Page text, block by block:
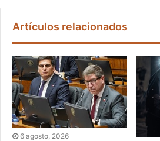
Artículos relacionados
6 agosto, 2026